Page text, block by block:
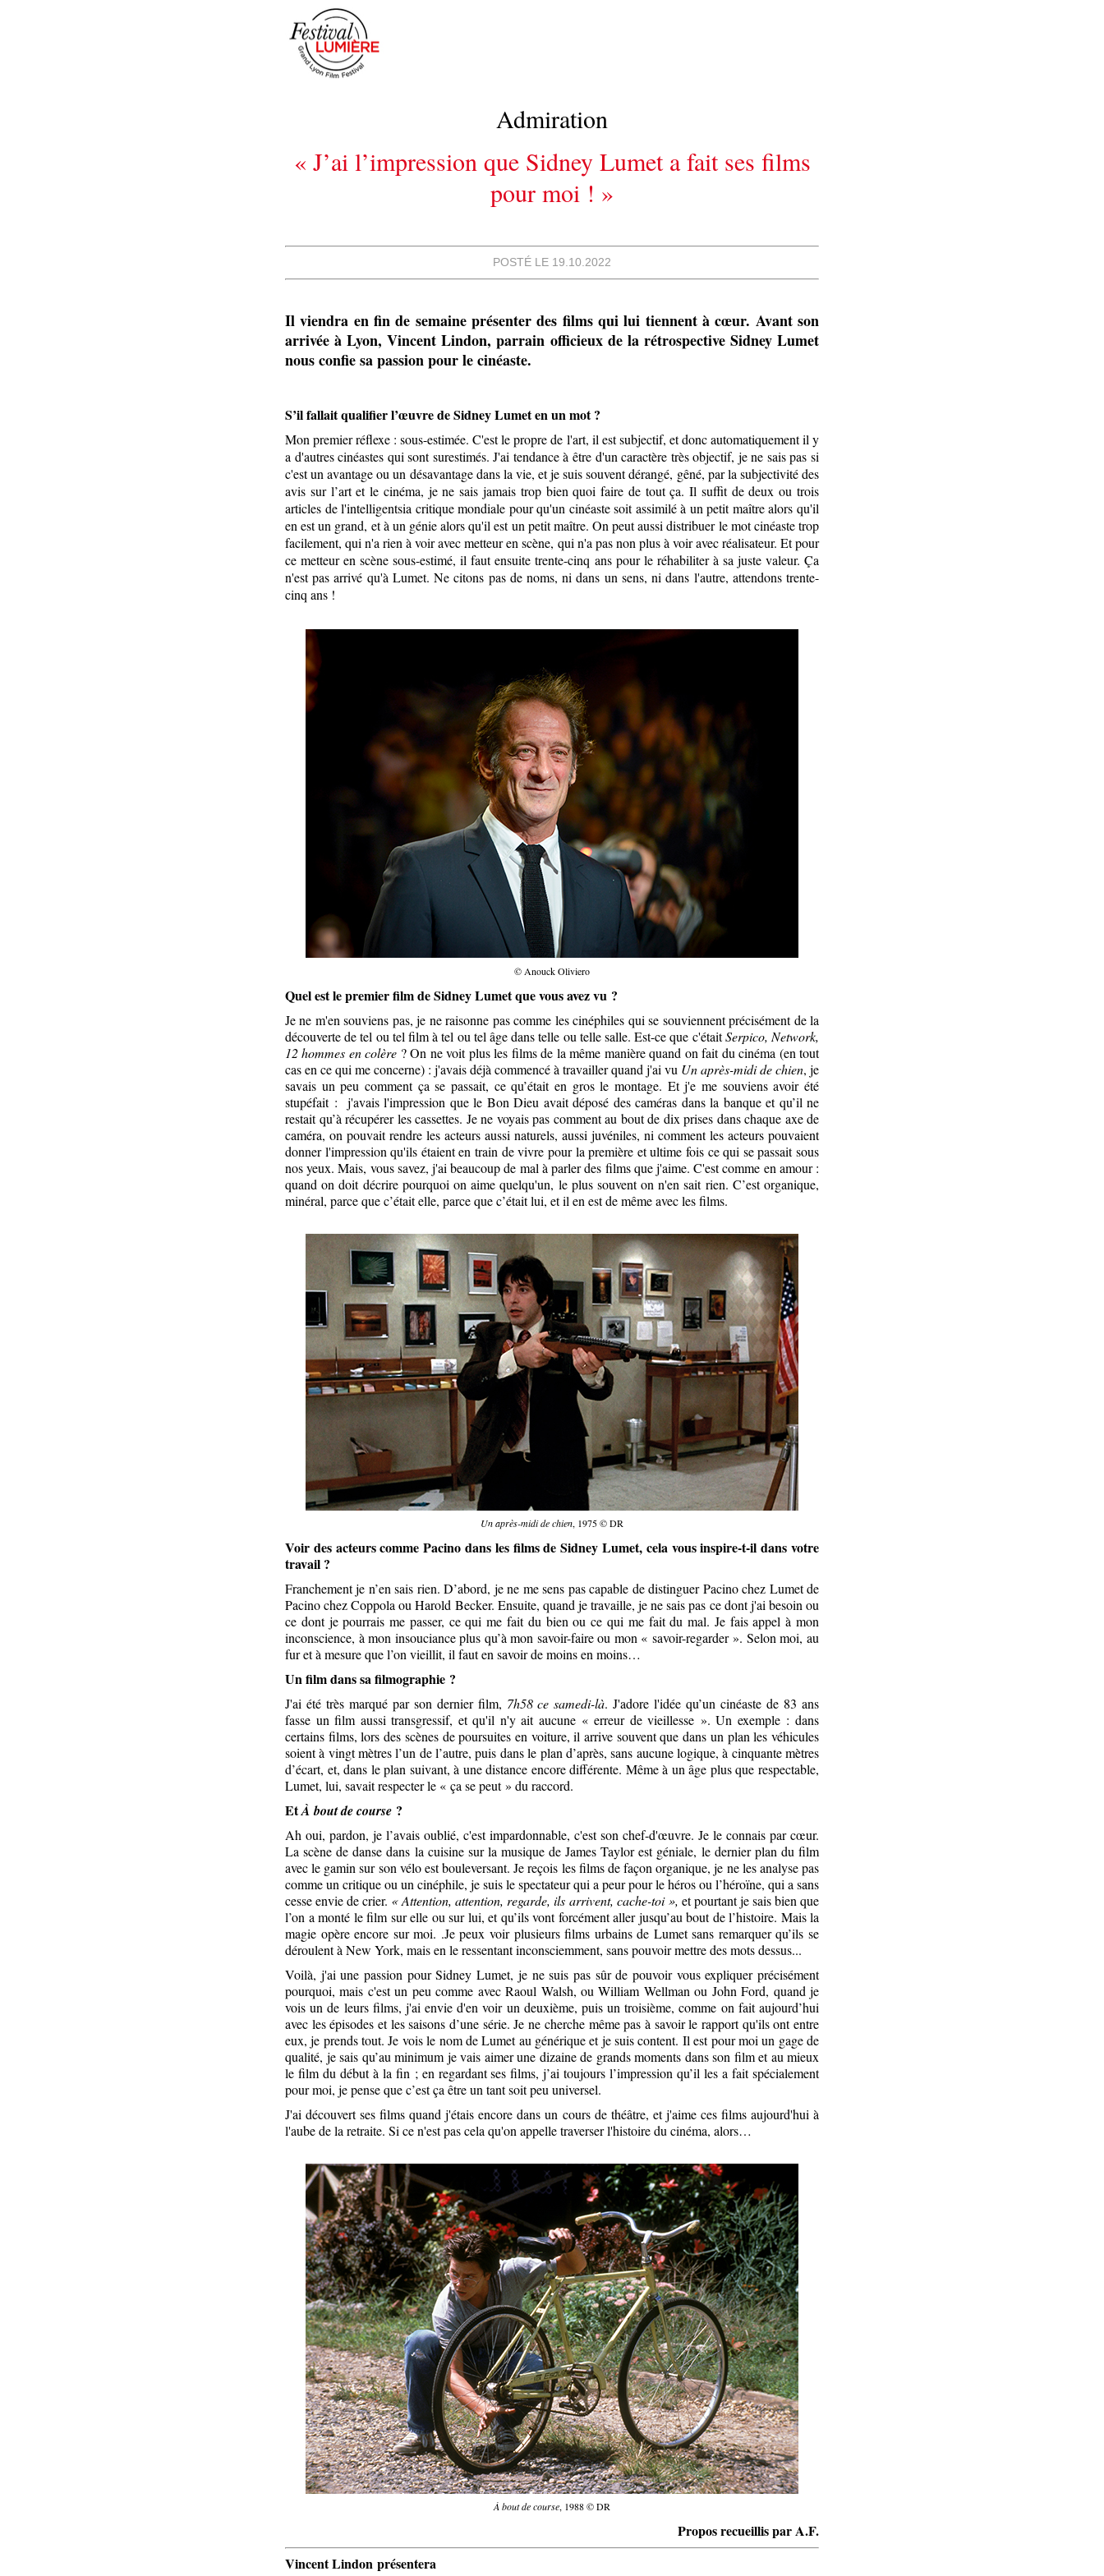
Admiration
« J’ai l’impression que Sidney Lumet a fait ses films
pour moi ! »
POSTÉ LE 19.10.2022
Il viendra en fin de semaine présenter des films qui lui tiennent à cœur. Avant son
arrivée à Lyon, Vincent Lindon, parrain officieux de la rétrospective Sidney Lumet
nous confie sa passion pour le cinéaste.
S’il fallait qualifier l’œuvre de Sidney Lumet en un mot ?
Mon premier réflexe : sous-estimée. C'est le propre de l'art, il est subjectif, et donc automatiquement il y
a d'autres cinéastes qui sont surestimés. J'ai tendance à être d'un caractère très objectif, je ne sais pas si
c'est un avantage ou un désavantage dans la vie, et je suis souvent dérangé, gêné, par la subjectivité des
avis sur l’art et le cinéma, je ne sais jamais trop bien quoi faire de tout ça. Il suffit de deux ou trois
articles de l'intelligentsia critique mondiale pour qu'un cinéaste soit assimilé à un petit maître alors qu'il
en est un grand, et à un génie alors qu'il est un petit maître. On peut aussi distribuer le mot cinéaste trop
facilement, qui n'a rien à voir avec metteur en scène, qui n'a pas non plus à voir avec réalisateur. Et pour
ce metteur en scène sous-estimé, il faut ensuite trente-cinq ans pour le réhabiliter à sa juste valeur. Ça
n'est pas arrivé qu'à Lumet. Ne citons pas de noms, ni dans un sens, ni dans l'autre, attendons trente-
cinq ans !
© Anouck Oliviero
Quel est le premier film de Sidney Lumet que vous avez vu ?
Je ne m'en souviens pas, je ne raisonne pas comme les cinéphiles qui se souviennent précisément de la
découverte de tel ou tel film à tel ou tel âge dans telle ou telle salle. Est-ce que c'étaitSerpico, Network,
12 hommes en colère ? On ne voit plus les films de la même manière quand on fait du cinéma (en tout
cas en ce qui me concerne) : j'avais déjà commencé à travailler quand j'ai vu Un après-midi de chien, je
savais un peu comment ça se passait, ce qu’était en gros le montage. Et j'e me souviens avoir été
stupéfait : j'avais l'impression que le Bon Dieu avait déposé des caméras dans la banque et qu’il ne
restait qu’à récupérer les cassettes. Je ne voyais pas comment au bout de dix prises dans chaque axe de
caméra, on pouvait rendre les acteurs aussi naturels, aussi juvéniles, ni comment les acteurs pouvaient
donner l'impression qu'ils étaient en train de vivre pour la première et ultime fois ce qui se passait sous
nos yeux. Mais, vous savez, j'ai beaucoup de mal à parler des films que j'aime. C'est comme en amour :
quand on doit décrire pourquoi on aime quelqu'un, le plus souvent on n'en sait rien. C’est organique,
minéral, parce que c’était elle, parce que c’était lui, et il en est de même avec les films.
Un après-midi de chien, 1975 © DR
Voir des acteurs comme Pacino dans les films de Sidney Lumet, cela vous inspire-t-il dans votre
travail ?
Franchement je n’en sais rien. D’abord, je ne me sens pas capable de distinguer Pacino chez Lumet de
Pacino chez Coppola ou Harold Becker. Ensuite, quand je travaille, je ne sais pas ce dont j'ai besoin ou
ce dont je pourrais me passer, ce qui me fait du bien ou ce qui me fait du mal. Je fais appel à mon
inconscience, à mon insouciance plus qu’à mon savoir-faire ou mon « savoir-regarder ». Selon moi, au
fur et à mesure que l’on vieillit, il faut en savoir de moins en moins…
Un film dans sa filmographie ?
J'ai été très marqué par son dernier film, 7h58 ce samedi-là. J'adore l'idée qu’un cinéaste de 83 ans
fasse un film aussi transgressif, et qu'il n'y ait aucune « erreur de vieillesse ». Un exemple : dans
certains films, lors des scènes de poursuites en voiture, il arrive souvent que dans un plan les véhicules
soient à vingt mètres l’un de l’autre, puis dans le plan d’après, sans aucune logique, à cinquante mètres
d’écart, et, dans le plan suivant, à une distance encore différente. Même à un âge plus que respectable,
Lumet, lui, savait respecter le « ça se peut » du raccord.
EtÀ bout de course ?
Ah oui, pardon, je l’avais oublié, c'est impardonnable, c'est son chef-d'œuvre. Je le connais par cœur.
La scène de danse dans la cuisine sur la musique de James Taylor est géniale, le dernier plan du film
avec le gamin sur son vélo est bouleversant. Je reçois les films de façon organique, je ne les analyse pas
comme un critique ou un cinéphile, je suis le spectateur qui a peur pour le héros ou l’héroïne, qui a sans
cesse envie de crier. « Attention, attention, regarde, ils arrivent, cache-toi », et pourtant je sais bien que
l’on a monté le film sur elle ou sur lui, et qu’ils vont forcément aller jusqu’au bout de l’histoire. Mais la
magie opère encore sur moi. .Je peux voir plusieurs films urbains de Lumet sans remarquer qu’ils se
déroulent à New York, mais en le ressentant inconsciemment, sans pouvoir mettre des mots dessus...
Voilà, j'ai une passion pour Sidney Lumet, je ne suis pas sûr de pouvoir vous expliquer précisément
pourquoi, mais c'est un peu comme avec Raoul Walsh, ou William Wellman ou John Ford, quand je
vois un de leurs films, j'ai envie d'en voir un deuxième, puis un troisième, comme on fait aujourd’hui
avec les épisodes et les saisons d’une série. Je ne cherche même pas à savoir le rapport qu'ils ont entre
eux, je prends tout. Je vois le nom de Lumet au générique et je suis content. Il est pour moi un gage de
qualité, je sais qu’au minimum je vais aimer une dizaine de grands moments dans son film et au mieux
le film du début à la fin ; en regardant ses films, j’ai toujours l’impression qu’il les a fait spécialement
pour moi, je pense que c’est ça être un tant soit peu universel.
J'ai découvert ses films quand j'étais encore dans un cours de théâtre, et j'aime ces films aujourd'hui à
l'aube de la retraite. Si ce n'est pas cela qu'on appelle traverser l'histoire du cinéma, alors…
À bout de course, 1988 © DR
Propos recueillis par A.F.
Vincent Lindon présentera